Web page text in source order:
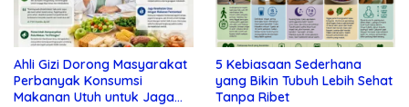
Ahli Gizi Dorong Masyarakat
Perbanyak Konsumsi
Makanan Utuh untuk Jaga
5 Kebiasaan Sederhana
yang Bikin Tubuh Lebih Sehat
Tanpa Ribet